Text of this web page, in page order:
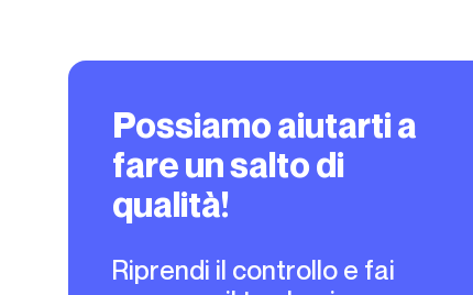
Possiamo aiutarti a
fare un salto di
qualità!
Riprendi il controllo e fai